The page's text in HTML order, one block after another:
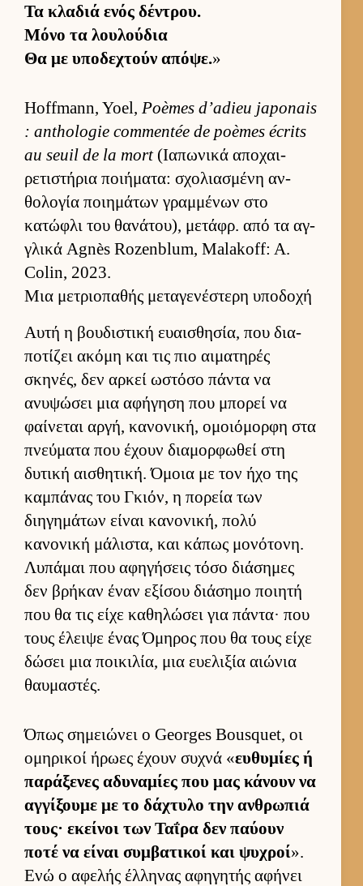
Τα κλαδιά ενός δέντρου.
Μόνο τα λου­λού­δια
Θα με υποδεχτούν απόψε.»
Hoffmann, Yoel, Poèmes d’adieu japonais
: anthologie commentée de poèmes écrits
au seuil de la mort(Ια­πωνικά αποχαι­
ρετιστήρια ποι­ήματα: σχολια­σμένη αν­
θολογία ποι­ημάτων γραμ­μένων στο
κατώφλι του θανάτου), μετάφρ. από τα αγ­
γλικά Agnès Rozenblum, Malakoff: A.
Colin, 2023.
Μια μετριοπαθής μεταγενέστερη υποδοχή
Αυτή η βου­διστική ευαι­σθησία, που δια­
ποτίζει ακόμη και τις πιο αι­ματηρές
σκηνές, δεν αρ­κεί ωστόσο πάντα να
ανυψώσει μια αφήγηση που μπορεί να
φαί­νεται αρ­γή, κανονική, ομοιόμορφη στα
πνεύ­ματα που έχουν δια­μορ­φωθεί στη
δυτική αι­σθητική. Όμοια με τον ήχο της
καμπάνας του Γκιόν, η πορεία των
διηγημάτων εί­ναι κανονική, πολύ
κανονική μάλιστα, και κάπως μονότονη.
Λυπάμαι που αφηγήσεις τόσο διάσημες
δεν βρήκαν έναν εξίσου διάσημο ποι­ητή
που θα τις είχε καθηλώσει για πάντα· που
τους έλειψε ένας Όμηρος που θα τους είχε
δώσει μια ποι­κιλία, μια ευ­ελιξία αιώνια
θαυ­μαστές.
Όπως σημειώνει ο Georges Bousquet, οι
ομηρικοί ήρωες έχουν συχνά «ευ­θυμίες ή
παράξενες αδυναμίες που μας κάνουν να
αγ­γίξουμε με το δάχτυλο την αν­θρωπιά
τους· εκεί­νοι των Ταΐρα δεν παύ­ουν
ποτέ να εί­ναι συμ­βατικοί και ψυχροί».
Ενώ ο αφελής έλ­ληνας αφηγητής αφήνει